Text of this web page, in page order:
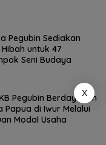
Pegubin Sediakan
untuk 47
Seni Budaya
Pegubin Berdayakan
Papua di Iwur Melalui
Modal Usaha
X